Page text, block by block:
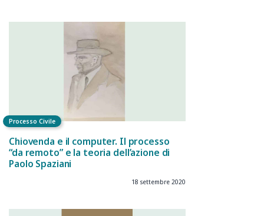
Processo Civile
Chiovenda e il computer. Il processo
“da remoto” e la teoria dell’azione di
Paolo Spaziani
18 settembre 2020